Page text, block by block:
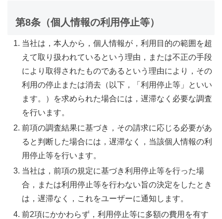
第8条（個人情報の利用停止等）
当社は，本人から，個人情報が，利用目的の範囲を超
えて取り扱われているという理由，または不正の手段
により取得されたものであるという理由により，その
利用の停止または消去（以下，「利用停止等」といい
ます。）を求められた場合には，遅滞なく必要な調査
を行います。
前項の調査結果に基づき，その請求に応じる必要があ
ると判断した場合には，遅滞なく，当該個人情報の利
用停止等を行います。
当社は，前項の規定に基づき利用停止等を行った場
合，または利用停止等を行わない旨の決定をしたとき
は，遅滞なく，これをユーザーに通知します。
前2項にかかわらず，利用停止等に多額の費用を有す